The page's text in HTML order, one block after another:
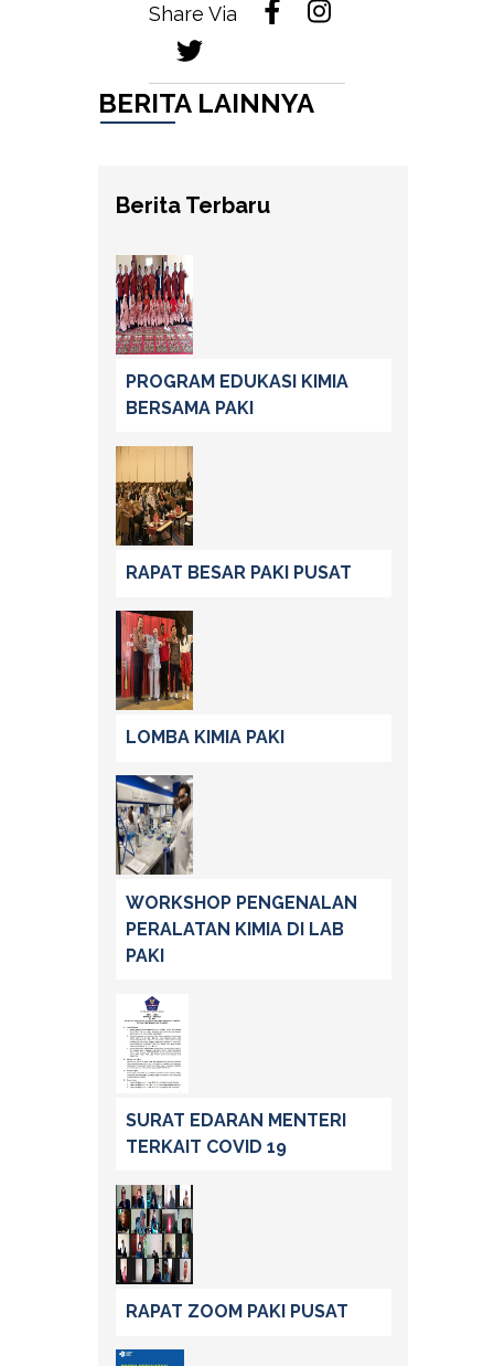
Share Via
BERITA LAINNYA
Berita Terbaru
PROGRAM EDUKASI KIMIA
BERSAMA PAKI
RAPAT BESAR PAKI PUSAT
LOMBA KIMIA PAKI
WORKSHOP PENGENALAN
PERALATAN KIMIA DI LAB
PAKI
SURAT EDARAN MENTERI
TERKAIT COVID 19
RAPAT ZOOM PAKI PUSAT